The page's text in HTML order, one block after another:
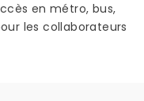
en métro, bus,
les collaborateurs